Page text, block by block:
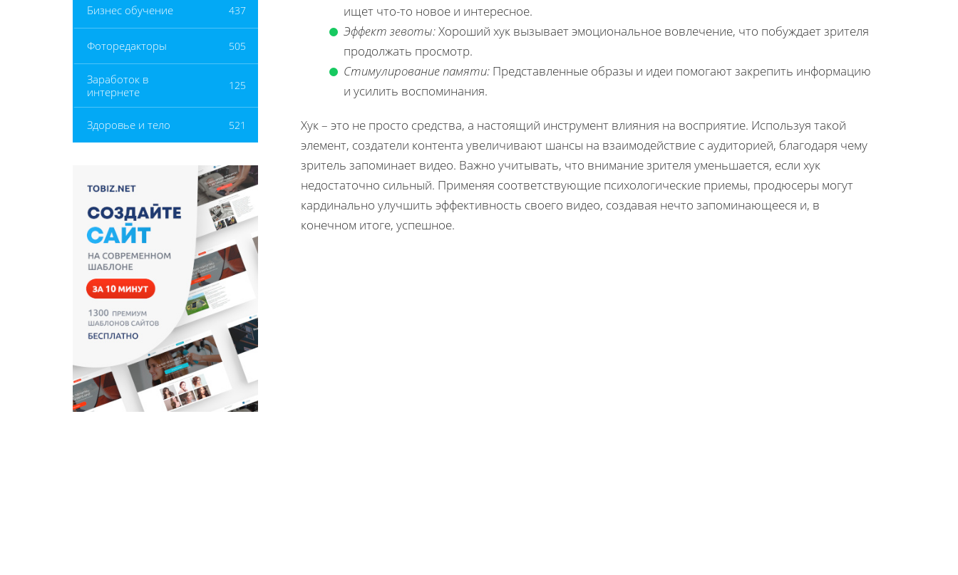
Бизнес обучение 437
Фоторедакторы 505
Заработок в
интернете
125
Здоровье и тело 521
ищет что-то новое и интересное.
Эффект зевоты:Хороший хук вызывает эмоциональное вовлечение, что побуждает зрителя
продолжать просмотр.
Стимулирование памяти: Представленные образы и идеи помогают закрепить информацию
и усилить воспоминания.
Хук – это не просто средства, а настоящий инструмент влияния на восприятие. Используя такой
элемент, создатели контента увеличивают шансы на взаимодействие с аудиторией, благодаря чему
зритель запоминает видео. Важно учитывать, что внимание зрителя уменьшается, если хук
недостаточно сильный. Применяя соответствующие психологические приемы, продюсеры могут
кардинально улучшить эффективность своего видео, создавая нечто запоминающееся и, в
конечном итоге, успешное.